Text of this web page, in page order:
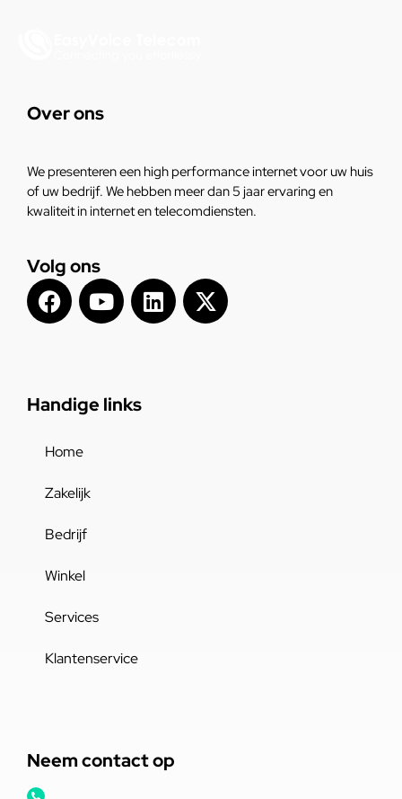
Over ons
We presenteren een high performance internet voor uw huis
of uw bedrijf. We hebben meer dan 5 jaar ervaring en
kwaliteit in internet en telecomdiensten.
Volg ons
Handige links
Home
Zakelijk
Bedrijf
Winkel
Services
Klantenservice
Neem contact op